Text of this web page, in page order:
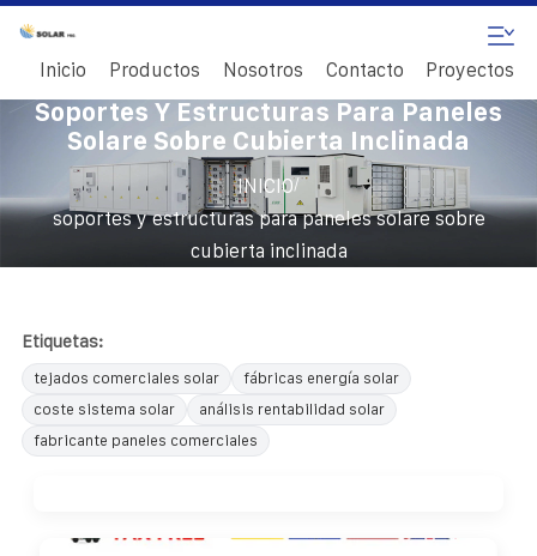
Inicio Productos Nosotros Contacto Proyectos
Soportes Y Estructuras Para Paneles
Solare Sobre Cubierta Inclinada
INICIO/
soportes y estructuras para paneles solare sobre
cubierta inclinada
Etiquetas:
tejados comerciales solar
fábricas energía solar
coste sistema solar
análisis rentabilidad solar
fabricante paneles comerciales